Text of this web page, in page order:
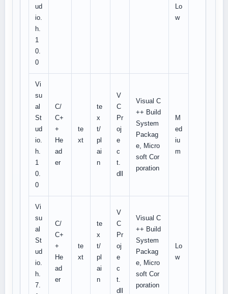
ud
io.
h.
1
0.
0
Lo
w
Vi
su
al
St
ud
io.
h.
1
0.
0
C/
C+
+
He
ad
er
te
xt
te
x
t/
pl
ai
n
V
C
Pr
oj
e
c
t.
dll
Visual C
++ Build
System
Packag
e, Micro
soft Cor
poration
M
ed
iu
m
Vi
su
al
St
ud
io.
h.
7.
C/
C+
+
He
ad
er
te
xt
te
x
t/
pl
ai
n
V
C
Pr
oj
e
c
t.
dll
Visual C
++ Build
System
Packag
e, Micro
soft Cor
poration
Lo
w